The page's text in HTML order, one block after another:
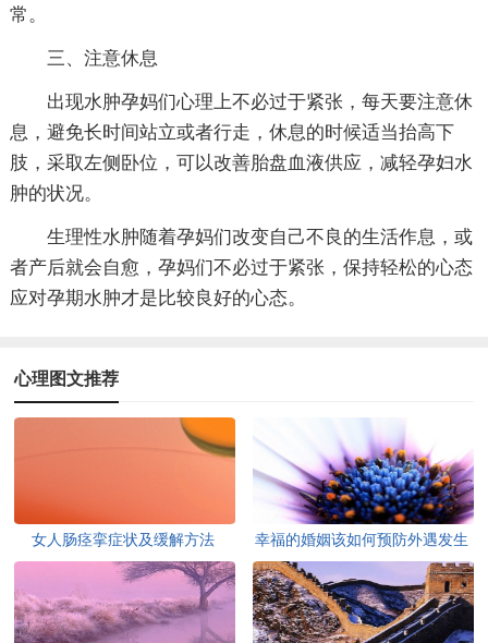
常。
三、注意休息
出现水肿孕妈们心理上不必过于紧张，每天要注意休
息，避免长时间站立或者行走，休息的时候适当抬高下
肢，采取左侧卧位，可以改善胎盘血液供应，减轻孕妇水
肿的状况。
生理性水肿随着孕妈们改变自己不良的生活作息，或
者产后就会自愈，孕妈们不必过于紧张，保持轻松的心态
应对孕期水肿才是比较良好的心态。
心理图文推荐
女人肠痉挛症状及缓解方法 幸福的婚姻该如何预防外遇发生